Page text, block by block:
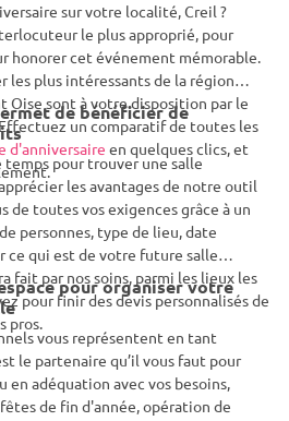
sur votre localité, Creil ?
le plus approprié, pour
honorer cet événement mémorable.
les plus intéressants de la région
Oise sont à votre disposition par le
un comparatif de toutes les
d'anniversaire en quelques clics, et
de bénéficier de
pour trouver une salle
les avantages de notre outil
de toutes vos exigences grâce à un
personnes, type de lieu, date
ce qui est de votre future salle
fait par nos soins, parmi les lieux les
pour finir des devis personnalisés de
pros.
pour organiser votre
vous représentent en tant
le partenaire qu’il vous faut pour
en adéquation avec vos besoins,
de fin d'année, opération de